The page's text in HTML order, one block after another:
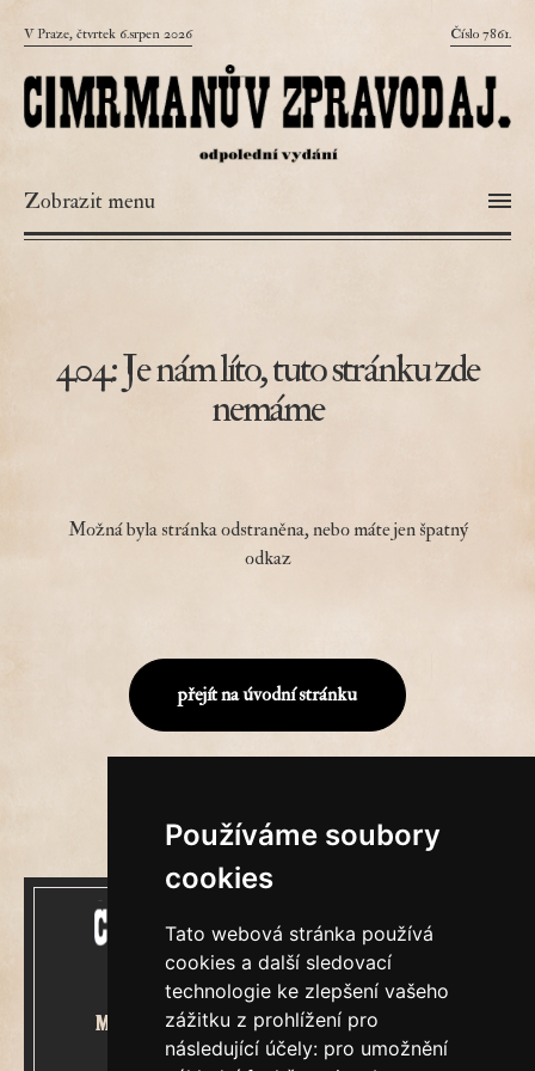
Používáme soubory
cookies
Tato webová stránka používá
cookies a další sledovací
technologie ke zlepšení vašeho
zážitku z prohlížení pro
následující účely: pro umožnění
V Praze, čtvrtek 6.srpen 2026 Číslo 7861.
Zobrazit menu
404: Je nám líto, tuto stránku zde
nemáme
Možná byla stránka odstraněna, nebo máte jen špatný
odkaz
přejít na úvodní stránku
Mecenášem Cimrmanova Zpravodaje
je společnost